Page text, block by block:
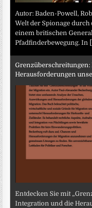
Autor: Baden-Powell,
Welt der Spionage
einem britischen
Pfadfinderbewegung. In
Herausforderungen
Entdecken Sie mit
Integration und die